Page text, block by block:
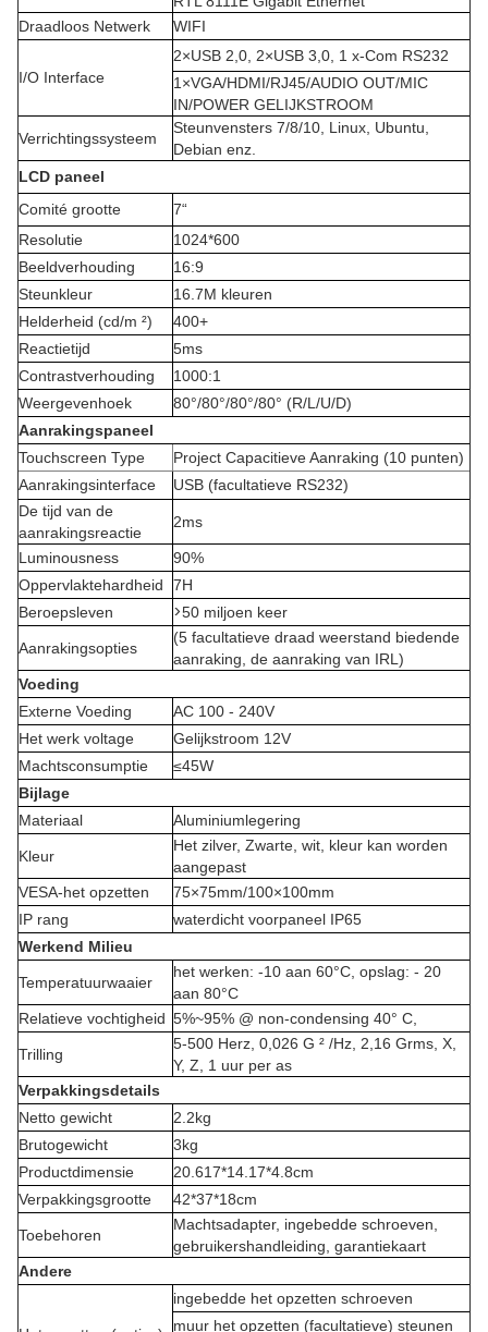
Draadloos Netwerk
WIFI
I/O Interface
2×USB 2,0, 2×USB 3,0, 1 x-Com RS232
1×VGA/HDMI/RJ45/AUDIO OUT/MIC
IN/POWER GELIJKSTROOM
Verrichtingssysteem
Steunvensters 7/8/10, Linux, Ubuntu,
Debian enz.
LCD paneel
Comité grootte
7“
Resolutie
1024*600
Beeldverhouding
16:9
Steunkleur
16.7M kleuren
Helderheid (cd/m ²)
400+
Reactietijd
5ms
Contrastverhouding
1000:1
Weergevenhoek
80°/80°/80°/80° (R/L/U/D)
Aanrakingspaneel
Touchscreen Type
Project Capacitieve Aanraking (10 punten)
Aanrakingsinterface
USB (facultatieve RS232)
De tijd van de
aanrakingsreactie
2ms
Luminousness
90%
Oppervlaktehardheid
7H
Beroepsleven
>50 miljoen keer
Aanrakingsopties
(5 facultatieve draad weerstand biedende
aanraking, de aanraking van IRL)
Voeding
Externe Voeding
AC 100 - 240V
Het werk voltage
Gelijkstroom 12V
Machtsconsumptie
≤45W
Bijlage
Materiaal
Aluminiumlegering
Kleur
Het zilver, Zwarte, wit, kleur kan worden
aangepast
VESA-het opzetten
75×75mm/100×100mm
IP rang
waterdicht voorpaneel IP65
Werkend Milieu
Temperatuurwaaier
het werken: -10 aan 60°C, opslag: - 20
aan 80°C
Relatieve vochtigheid 5%~95% @ non-condensing 40° C,
Trilling
5-500 Herz, 0,026 G ² /Hz, 2,16 Grms, X,
Y, Z, 1 uur per as
Verpakkingsdetails
Netto gewicht
2.2kg
Brutogewicht
3kg
Productdimensie
20.617*14.17*4.8cm
Verpakkingsgrootte
42*37*18cm
Toebehoren
Machtsadapter, ingebedde schroeven,
gebruikershandleiding, garantiekaart
Andere
ingebedde het opzetten schroeven
muur het opzetten (facultatieve) steunen